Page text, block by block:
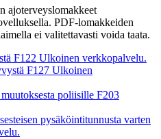
ajoterveyslomakkeet
PDF-lomakkeiden
ei valitettavasti voida taata.
F122 Ulkoinen verkkopalvelu.
F127 Ulkoinen
poliisille F203
pysäköintitunnusta varten